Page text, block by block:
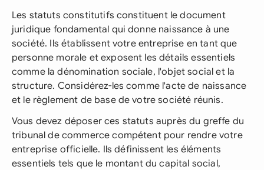
Les statuts constitutifs constituent le document
juridique fondamental qui donne naissance à une
société. Ils établissent votre entreprise en tant que
personne morale et exposent les détails essentiels
comme la dénomination sociale, l'objet social et la
structure. Considérez-les comme l'acte de naissance
et le règlement de base de votre société réunis.
Vous devez déposer ces statuts auprès du greffe du
tribunal de commerce compétent pour rendre votre
entreprise officielle. Ils définissent les éléments
essentiels tels que le montant du capital social,